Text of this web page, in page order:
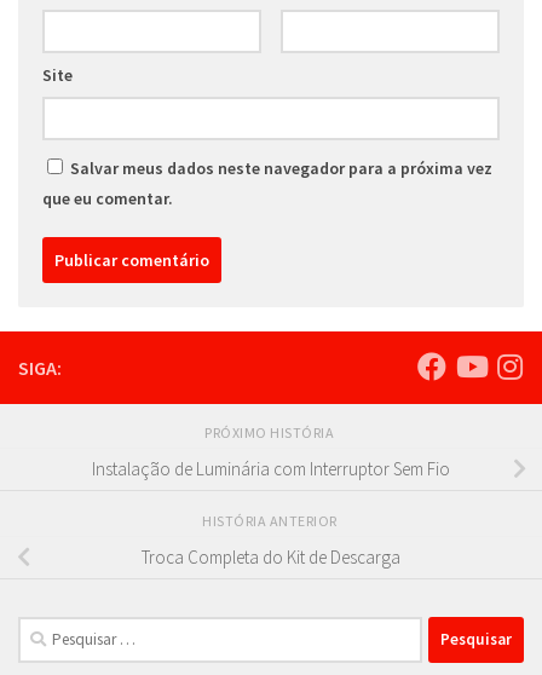
Site
Salvar meus dados neste navegador para a próxima vez
que eu comentar.
SIGA:
PRÓXIMO HISTÓRIA
Instalação de Luminária com Interruptor Sem Fio
HISTÓRIA ANTERIOR
Troca Completa do Kit de Descarga
Pesquisar
por: